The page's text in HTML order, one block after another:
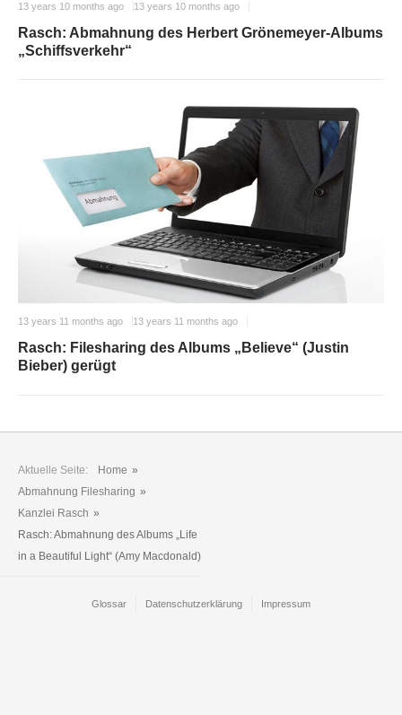
13 years 10 months ago 13 years 10 months ago
Rasch: Abmahnung des Herbert Grönemeyer-Albums
„Schiffsverkehr“
13 years 11 months ago 13 years 11 months ago
Rasch: Filesharing des Albums „Believe“ (Justin
Bieber) gerügt
Aktuelle Seite: Home »
Abmahnung Filesharing »
Kanzlei Rasch »
Rasch: Abmahnung des Albums „Life
in a Beautiful Light“ (Amy Macdonald)
Glossar Datenschutzerklärung Impressum